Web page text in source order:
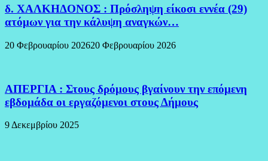
δ. ΧΑΛΚΗΔΟΝΟΣ : Πρόσληψη είκοσι εννέα (29)
ατόμων για την κάλυψη αναγκών…
20 Φεβρουαρίου 202620 Φεβρουαρίου 2026
ΑΠΕΡΓΙΑ : Στους δρόμους βγαίνουν την επόμενη
εβδομάδα οι εργαζόμενοι στους Δήμους
9 Δεκεμβρίου 2025